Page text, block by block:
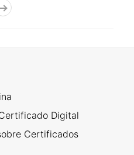
Digital
Certificados